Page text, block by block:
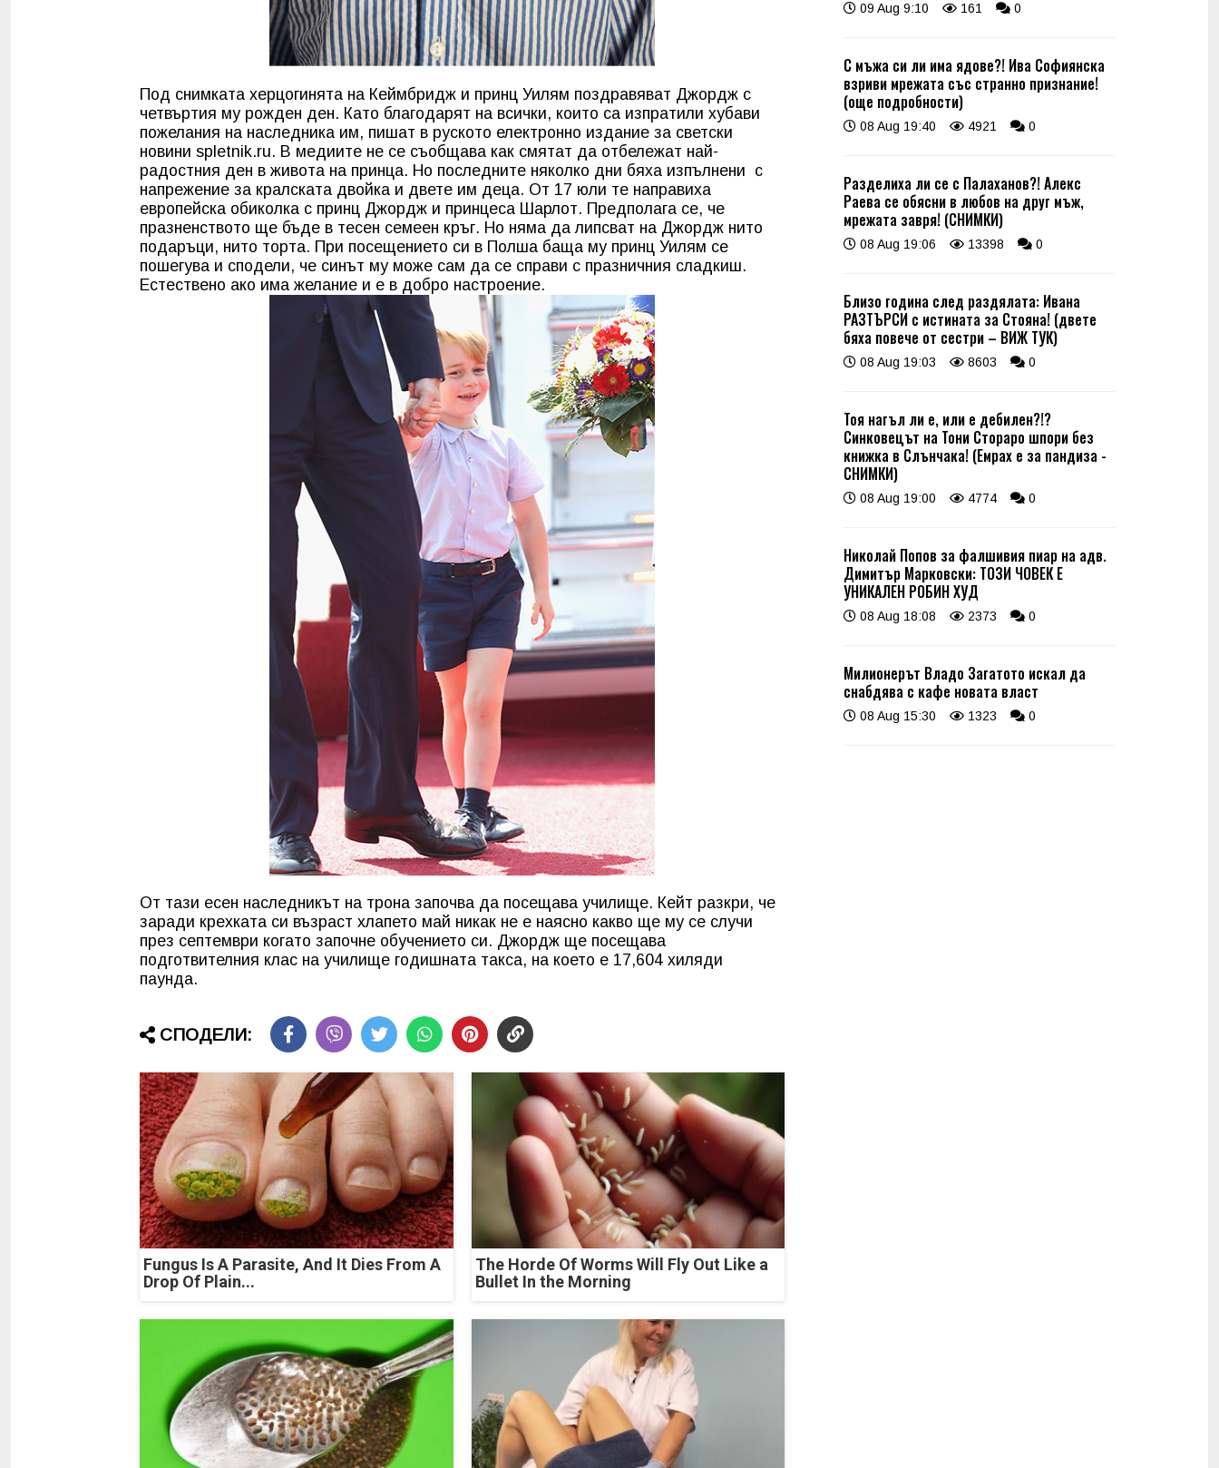
Под снимката херцогинята на Кеймбридж и принц Уилям поздравяват Джордж с
четвъртия му рожден ден. Като благодарят на всички, които са изпратили хубави
пожелания на наследника им, пишат в руското електронно издание за светски
новини spletnik.ru. В медиите не се съобщава как смятат да отбележат най-
радостния ден в живота на принца. Но последните няколко дни бяха изпълнени с
напрежение за кралската двойка и двете им деца. От 17 юли те направиха
европейска обиколка с принц Джордж и принцеса Шарлот. Предполага се, че
празненството ще бъде в тесен семеен кръг. Но няма да липсват на Джордж нито
подаръци, нито торта. При посещението си в Полша баща му принц Уилям се
пошегува и сподели, че синът му може сам да се справи с празничния сладкиш.
Естествено ако има желание и е в добро настроение.
От тази есен наследникът на трона започва да посещава училище. Кейт разкри, че
заради крехката си възраст хлапето май никак не е наясно какво ще му се случи
през септември когато започне обучението си. Джордж ще посещава
подготвителния клас на училище годишната такса, на което е 17,604 хиляди
паунда.
СПОДЕЛИ:
Fungus Is A Parasite, And It Dies From A
Drop Of Plain...
The Horde Of Worms Will Fly Out Like a
Bullet In the Morning
09 Aug 9:10 161 0
С мъжа си ли има ядове?! Ива Софиянска
взриви мрежата със странно признание!
(още подробности)
08 Aug 19:40 4921 0
Разделиха ли се с Палаханов?! Алекс
Раева се обясни в любов на друг мъж,
мрежата завря! (СНИМКИ)
08 Aug 19:06 13398 0
Близо година след раздялата: Ивана
РАЗТЪРСИ с истината за Стояна! (двете
бяха повече от сестри – ВИЖ ТУК)
08 Aug 19:03 8603 0
Тоя нагъл ли е, или е дебилен?!?
Синковецът на Тони Стораро шпори без
книжка в Слънчака! (Емрах е за пандиза -
СНИМКИ)
08 Aug 19:00 4774 0
Николай Попов за фалшивия пиар на адв.
Димитър Марковски: ТОЗИ ЧОВЕК Е
УНИКАЛЕН РОБИН ХУД
08 Aug 18:08 2373 0
Милионерът Владо Загатото искал да
снабдява с кафе новата власт
08 Aug 15:30 1323 0